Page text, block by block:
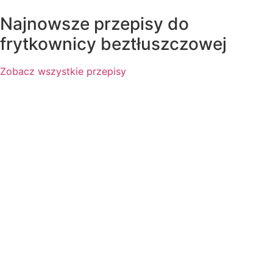
Najnowsze przepisy do
frytkownicy beztłuszczowej
Zobacz wszystkie przepisy